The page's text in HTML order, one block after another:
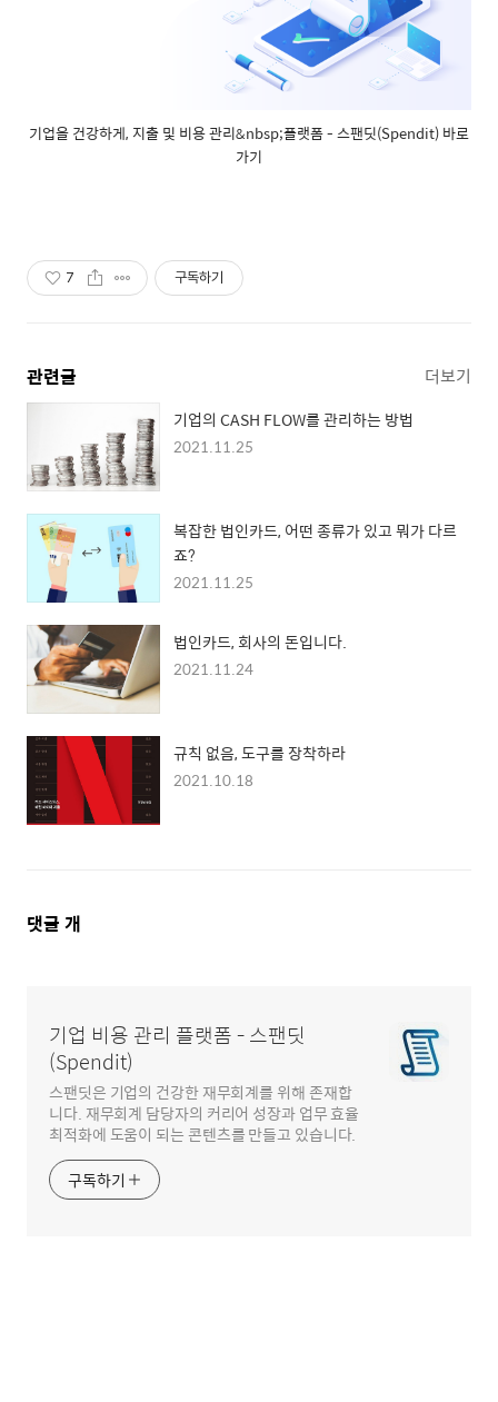
기업을 건강하게, 지출 및 비용 관리&nbsp;플랫폼 - 스팬딧(Spendit) 바로
가기
7 구독하기
관련글 더보기
기업의 CASH FLOW를 관리하는 방법
2021.11.25
복잡한 법인카드, 어떤 종류가 있고 뭐가 다르
죠?
2021.11.25
법인카드, 회사의 돈입니다.
2021.11.24
규칙 없음, 도구를 장착하라
2021.10.18
댓
댓글 개
기업 비용 관리 플랫폼 - 스팬딧
(Spendit)
스팬딧은 기업의 건강한 재무회계를 위해 존재합
니다. 재무회계 담당자의 커리어 성장과 업무 효율
최적화에 도움이 되는 콘텐츠를 만들고 있습니다.
구독하기